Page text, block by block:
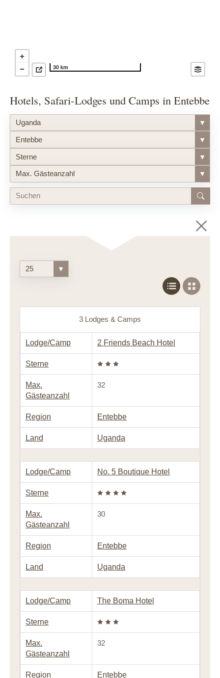
30 km
Hotels, Safari-Lodges und Camps in Entebbe
Uganda ▾
Entebbe ▾
Sterne ▾
Max. Gästeanzahl ▾
25 ▾
3 Lodges & Camps
Lodge/Camp 2 Friends Beach Hotel
Sterne
Max.
Gästeanzahl
32
Region Entebbe
Land Uganda
Lodge/Camp No. 5 Boutique Hotel
Sterne
Max.
Gästeanzahl
30
Region Entebbe
Land Uganda
Lodge/Camp The Boma Hotel
Sterne
Max.
Gästeanzahl
32
Region Entebbe